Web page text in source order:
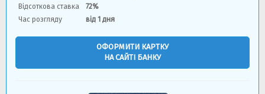
Відсоткова ставка
72%
Час розгляду
від 1 дня
ОФОРМИТИ КАРТКУ
НА САЙТІ БАНКУ